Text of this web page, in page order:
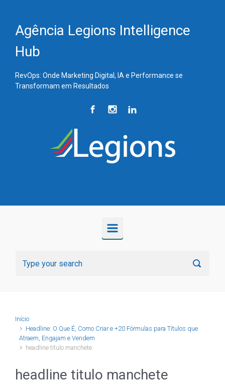
Agência Legions Intelligence
Hub
RevOps: Onde Marketing Digital, IA e Performance se
Transformam em Resultados
Início
Headline: O Que É, Como Criar e +20 Fórmulas para Títulos que
Atraem, Engajam e Vendem
headline titulo manchete
headline titulo manchete